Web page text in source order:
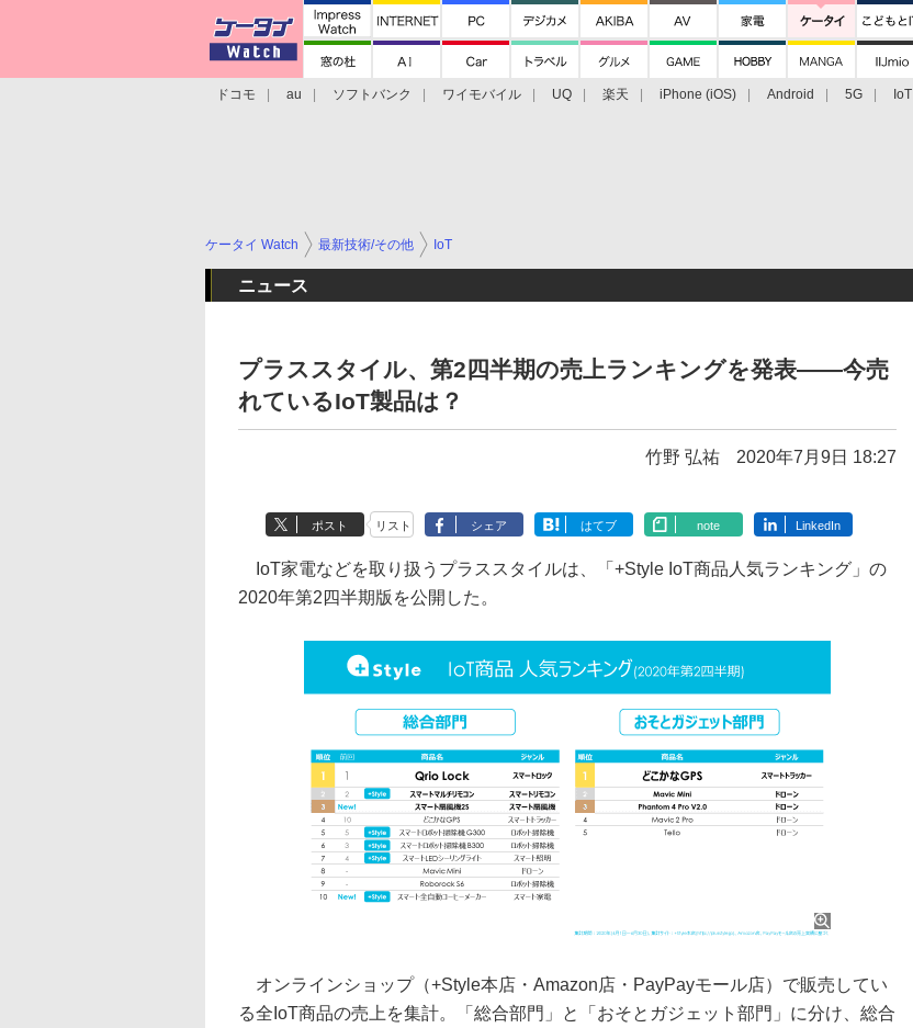
ドコモ au ソフトバンク ワイモバイル UQ 楽天 iPhone (iOS) Android 5G IoT
ケータイ Watch 最新技術/その他 IoT
ニュース
プラススタイル、第2四半期の売上ランキングを発表――今売
れているIoT製品は？
竹野 弘祐 2020年7月9日 18:27
ポスト リスト シェア はてブ note LinkedIn
IoT家電などを取り扱うプラススタイルは、「+Style IoT商品人気ランキング」の
2020年第2四半期版を公開した。
オンラインショップ（+Style本店・Amazon店・PayPayモール店）で販売してい
る全IoT商品の売上を集計。「総合部門」と「おそとガジェット部門」に分け、総合